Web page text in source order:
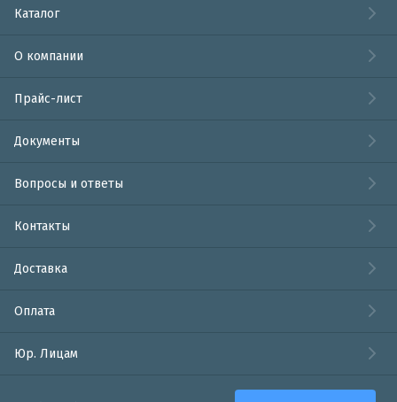
Каталог
О компании
Прайс-лист
Документы
Вопросы и ответы
Контакты
Доставка
Оплата
Юр. Лицам